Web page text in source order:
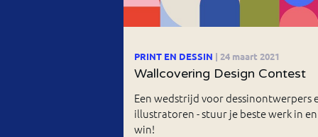
PRINT EN DESSIN | 24 maart 2021
Wallcovering Design Contest
Een wedstrijd voor dessinontwerpers
illustratoren - stuur je beste werk in en
win!